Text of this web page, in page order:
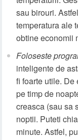
sau birouri.
temperatura ale
obtine economii
Foloseste
inteligente de
fi foarte utile.
pe timp de
creasca (sau sa
noptii. Puteti
minute. Astfel,